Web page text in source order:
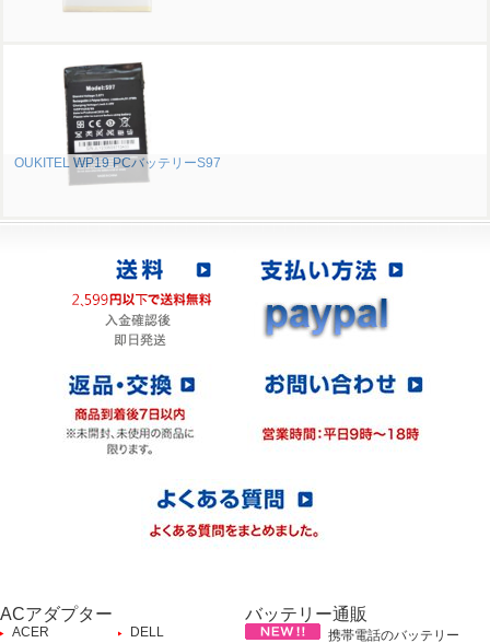
OUKITEL WP19 PCバッテリーS97
ACアダプター
ACER DELL
バッテリー通販
携帯電話のバッテリー